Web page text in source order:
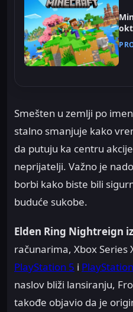
Smešten u zemlji po
stalno smanjuje kako
da putuju ka centru
neprijatelji. Važno je
borbi kako biste bili
buduće sukobe.
Elden Ring Nightreign
računarima, Xbox Series
PlayStation 5 i
naslov bliži lansiranju,
takođe objavio da je